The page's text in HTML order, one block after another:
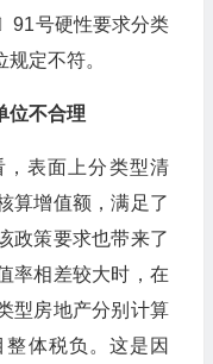
91号硬性要求分类
定不符。
位不合理
，表面上分类型清
算增值额，满足了
政策要求也带来了
率相差较大时，在
型房地产分别计算
体税负。这是因